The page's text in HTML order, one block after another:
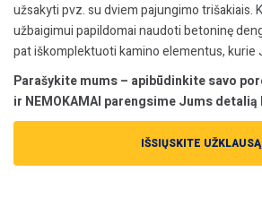
užsakyti pvz. su dviem pajungimo trišakiais.
užbaigimui papildomai naudoti betoninę
pat iškomplektuoti kamino elementus, kurie
Parašykite mums – apibūdinkite savo
ir NEMOKAMAI parengsime Jums
IŠSIŲSKITE UŽKLAUSĄ